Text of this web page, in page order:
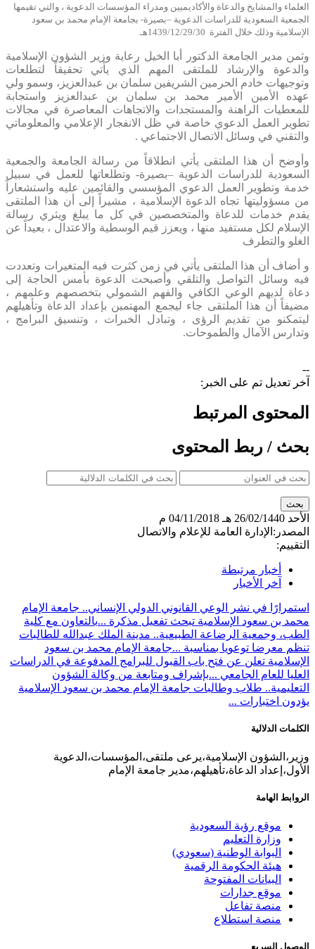
العلماء والمشايخ والدعاة والأكاديميين ومدراء المؤسسات الدعوية ، والتي تقيمها
الجمعية السعودية للدراسات الدعوية –بصيرة- بجامعة الإمام محمد بن سعود
الإسلامية وذلك خلال الفترة 1439/12/29/30هـ
وثمن مدير الجامعة الدكتور أبا الخيل رعاية وزير الشؤون الإسلامية
والدعوة والإرشاد للملتقى المهم الذي يأتي تحقيقاً لتطلعات
وتوجيهات خادم الحرمين الشريفين سلمان بن عبدالعزيز، وسمو ولي
عهده الأمين الأمير محمد بن سلمان بن عبدالعزيز واستجابة
للمعطيات الراهنة والمستجدات والاتجاهات المعاصرة في مجالات
تطوير العمل الدعوي خاصة في ظل الانفجار الإعلامي والمعلوماتي
والتقني في وسائل الاتصال الاجتماعي .
وأوضح أن هذا الملتقى يأتي انطلاقاً من رسالة الجامعة والجمعية
السعودية للدراسات الدعوية –بصيرة- وتطلعاتها للعمل في سبيل
خدمة وتطوير العمل الدعوي المؤسسي والقائمين عليه واستشعاراً
من مسؤوليتها تجاه الدعوة الإسلامية ، مشيراً إلى أن هذا الملتقى
يقدم خدمات للدعاة والمتخصصين في كل ما يبلغ ويثري رسالة
الإسلام لكل مستفيد منها ، ويعزز قيم الوسطية والاعتدال ، بعيداً عن
الغلو والتطرف
و أضاف أن هذا الملتقى يأتي في زمن كثرت فيه المتغيرات وتعددت
فيه وسائل التواصل والتلقي وأصبحت الدعوة بأمس الحاجة إلى
دعاة لديهم الوعي الكافي والفهم الشمولي بتخصصهم وعلمهم ،
مضيفاً أن هذا الملتقى جاء ليجمع المهتمين بإعداد الدعاة وتأهيلهم
ليتمكنو من تقديم الرؤى ، وتبادل الخبرات ، وتنسيق البرامج ،
وتدارس الآمال والطموحات.
--
آخر تعديل تم على الخبر:
المحتوى المرتبط
بحث / ربط المحتوى
الأحد 26/02/1440 هـ
04/11/2018 م
المصدر: الإدارة العامة للإعلام والاتصال
التقييم:
أخبار مرتبطة
آخر الأخبار
استمرارًا في نشر الوعي القانوني الدولي الإنساني.. جامعة الإمام
محمد بن سعود الإسلامية تبحث تفعيل مذكرة ...بالتعاون مع كلية
الطب، وجمعية الرضاعة الطبيعية.. مدينة الملك عبدالله للطالبات
تنظم معرضا توعويا بمناسبة ...جامعة الإمام محمد بن سعود
الإسلامية تعلن عن فتح باب القبول للبرامج المدفوعة في الدراسات
العليا للعام الجامعي ...بإشراف ومتابعة من وكالة الشؤون
التعليمية.. طلاب وطالبات جامعة الإمام محمد بن سعود الإسلامية
يؤدون اختبارات ...
الكلمات الدلالية
وزير،الشؤون الإسلامية،يرعى ملتقى،المؤسسات،الدعوية
الأول،إعداد الدعاة،تأهيلهم،مدير جامعة الإمام
الروابط الهامة
موقع رؤية السعودية
وزارة التعليم
البوابة الوطنية (سعودي)
هيئة الحكومة الرقمية
البيانات المفتوحة
موقع جدارات
منصة تفاعل
منصة استطلاع
الوصول السريع